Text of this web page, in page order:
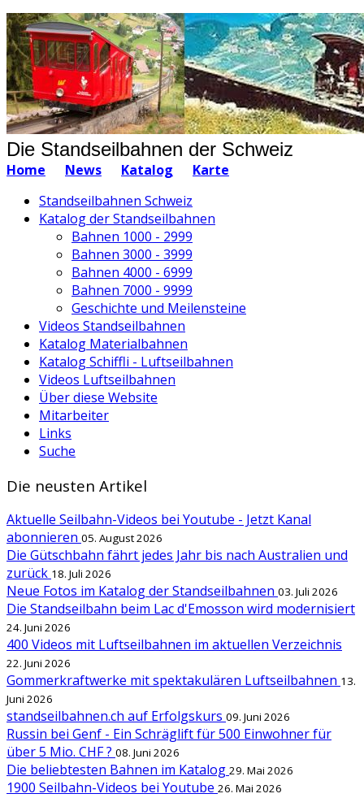
Die Standseilbahnen der Schweiz
Home News Katalog
Karte
Standseilbahnen Schweiz
Katalog der Standseilbahnen
Bahnen 1000 - 2999
Bahnen 3000 - 3999
Bahnen 4000 - 6999
Bahnen 7000 - 9999
Geschichte und Meilensteine
Videos Standseilbahnen
Katalog Materialbahnen
Katalog Schiffli - Luftseilbahnen
Videos Luftseilbahnen
Über diese Website
Mitarbeiter
Links
Suche
Die neusten Artikel
Aktuelle Seilbahn-Videos bei Youtube - Jetzt Kanal
abonnieren 05. August 2026
Die Gütschbahn fährt jedes Jahr bis nach Australien und
zurück 18. Juli 2026
Neue Fotos im Katalog der Standseilbahnen 03. Juli 2026
Die Standseilbahn beim Lac d'Emosson wird modernisiert
24. Juni 2026
400 Videos mit Luftseilbahnen im aktuellen Verzeichnis
22. Juni 2026
Gommerkraftwerke mit spektakulären Luftseilbahnen 13.
Juni 2026
standseilbahnen.ch auf Erfolgskurs 09. Juni 2026
Russin bei Genf - Ein Schräglift für 500 Einwohner für
über 5 Mio. CHF ? 08. Juni 2026
Die beliebtesten Bahnen im Katalog 29. Mai 2026
1900 Seilbahn-Videos bei Youtube 26. Mai 2026